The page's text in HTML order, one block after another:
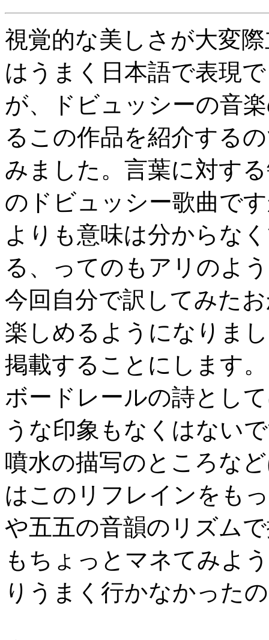
視覚的な美しさが大変
はうまく日本語で表現
が、ドビュッシーの音
るこの作品を紹介する
みました。言葉に対す
のドビュッシー歌曲で
よりも意味は分からな
る、ってのもアリのよ
今回自分で訳してみた
楽しめるようになりま
掲載することにします。
ボードレールの詩とし
うな印象もなくはない
噴水の描写のところな
はこのリフレインをも
や五五の音韻のリズム
もちょっとマネてみよ
りうまく行かなかった